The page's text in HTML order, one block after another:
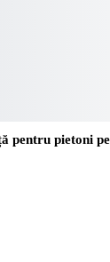
pentru pietoni